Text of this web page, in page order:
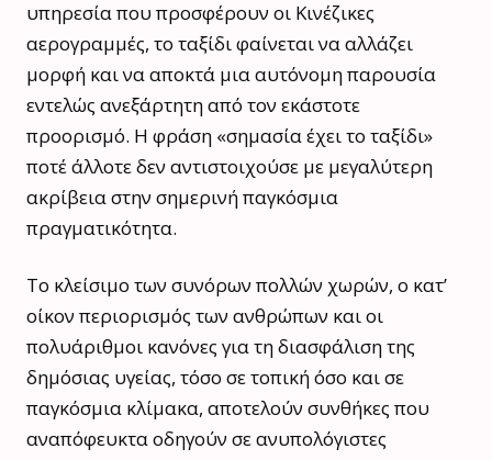
υπηρεσία που προσφέρουν οι Κινέζικες
αερογραμμές, το ταξίδι φαίνεται να αλλάζει
μορφή και να αποκτά μια αυτόνομη παρουσία
εντελώς ανεξάρτητη από τον εκάστοτε
προορισμό. Η φράση «σημασία έχει το ταξίδι»
ποτέ άλλοτε δεν αντιστοιχούσε με μεγαλύτερη
ακρίβεια στην σημερινή παγκόσμια
πραγματικότητα.
Το κλείσιμο των συνόρων πολλών χωρών, ο κατ’
οίκον περιορισμός των ανθρώπων και οι
πολυάριθμοι κανόνες για τη διασφάλιση της
δημόσιας υγείας, τόσο σε τοπική όσο και σε
παγκόσμια κλίμακα, αποτελούν συνθήκες που
αναπόφευκτα οδηγούν σε ανυπολόγιστες